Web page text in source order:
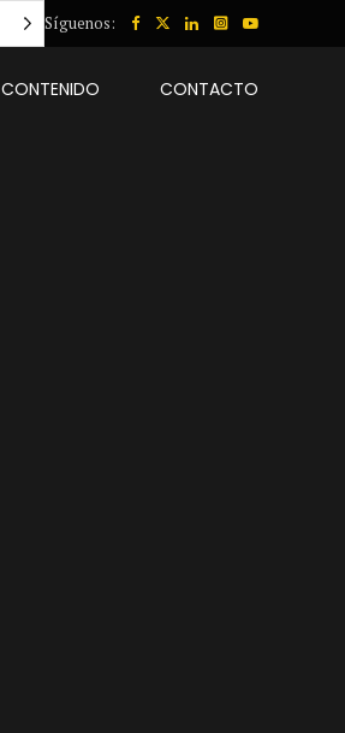
Síguenos:
CONTENIDO CONTACTO